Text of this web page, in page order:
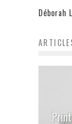
Déborah